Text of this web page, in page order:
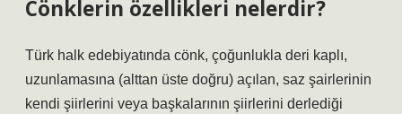
Cönklerin özellikleri nelerdir?
Türk halk edebiyatında cönk, çoğunlukla deri kaplı,
uzunlamasına (alttan üste doğru) açılan, saz şairlerinin
kendi şiirlerini veya başkalarının şiirlerini derlediği